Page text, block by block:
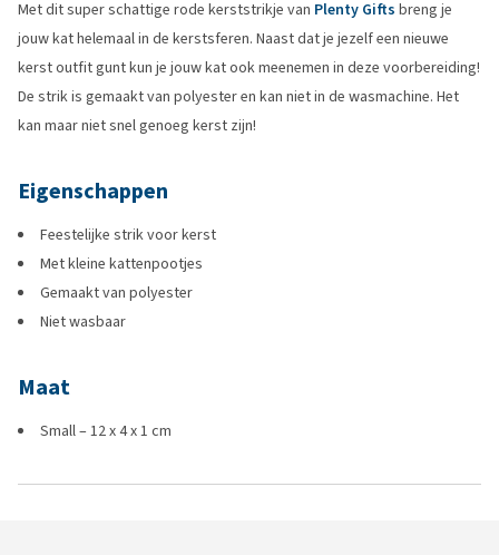
Met dit super schattige rode kerststrikje van Plenty Gifts breng je
jouw kat helemaal in de kerstsferen. Naast dat je jezelf een nieuwe
kerst outfit gunt kun je jouw kat ook meenemen in deze voorbereiding!
De strik is gemaakt van polyester en kan niet in de wasmachine. Het
kan maar niet snel genoeg kerst zijn!
Eigenschappen
Feestelijke strik voor kerst
Met kleine kattenpootjes
Gemaakt van polyester
Niet wasbaar
Maat
Small – 12 x 4 x 1 cm